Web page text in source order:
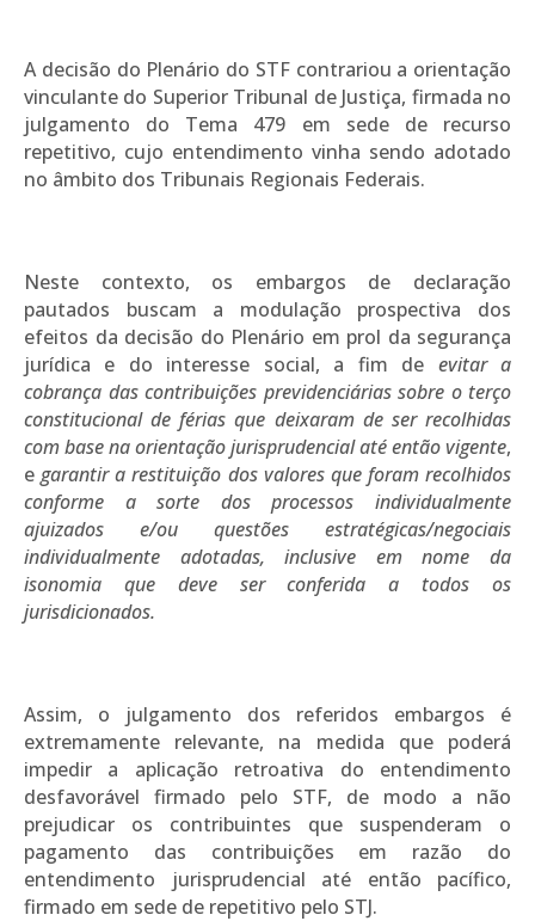
A decisão do Plenário do STF contrariou a orientação
vinculante do Superior Tribunal de Justiça, firmada no
julgamento do Tema 479 em sede de recurso
repetitivo, cujo entendimento vinha sendo adotado
no âmbito dos Tribunais Regionais Federais.
Neste contexto, os embargos de declaração
pautados buscam a modulação prospectiva dos
efeitos da decisão do Plenário em prol da segurança
jurídica e do interesse social, a fim de evitar a
cobrança das contribuições previdenciárias sobre o terço
constitucional de férias que deixaram de ser recolhidas
com base na orientação jurisprudencial até então vigente,
egarantir a restituição dos valores que foram recolhidos
conforme a sorte dos processos individualmente
ajuizados e/ou questões estratégicas/negociais
individualmente adotadas, inclusive em nome da
isonomia que deve ser conferida a todos os
jurisdicionados.
Assim, o julgamento dos referidos embargos é
extremamente relevante, na medida que poderá
impedir a aplicação retroativa do entendimento
desfavorável firmado pelo STF, de modo a não
prejudicar os contribuintes que suspenderam o
pagamento das contribuições em razão do
entendimento jurisprudencial até então pacífico,
firmado em sede de repetitivo pelo STJ.